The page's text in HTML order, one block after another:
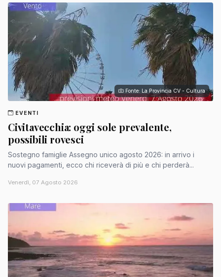
Fonte: La Provincia CV - Cultura
EVENTI
Civitavecchia: oggi sole prevalente,
possibili rovesci
Sostegno famiglie Assegno unico agosto 2026: in arrivo i
nuovi pagamenti, ecco chi riceverà di più e chi perderà...
Venerdì, 07 Agosto 2026